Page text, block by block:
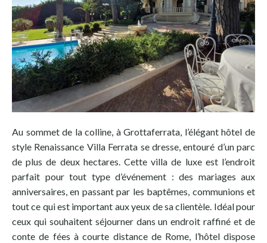
Au sommet de la colline, à Grottaferrata, l’élégant hôtel de
style Renaissance Villa Ferrata se dresse, entouré d’un parc
de plus de deux hectares. Cette villa de luxe est l’endroit
parfait pour tout type d’événement : des mariages aux
anniversaires, en passant par les baptêmes, communions et
tout ce qui est important aux yeux de sa clientèle. Idéal pour
ceux qui souhaitent séjourner dans un endroit raffiné et de
conte de fées à courte distance de Rome, l’hôtel dispose